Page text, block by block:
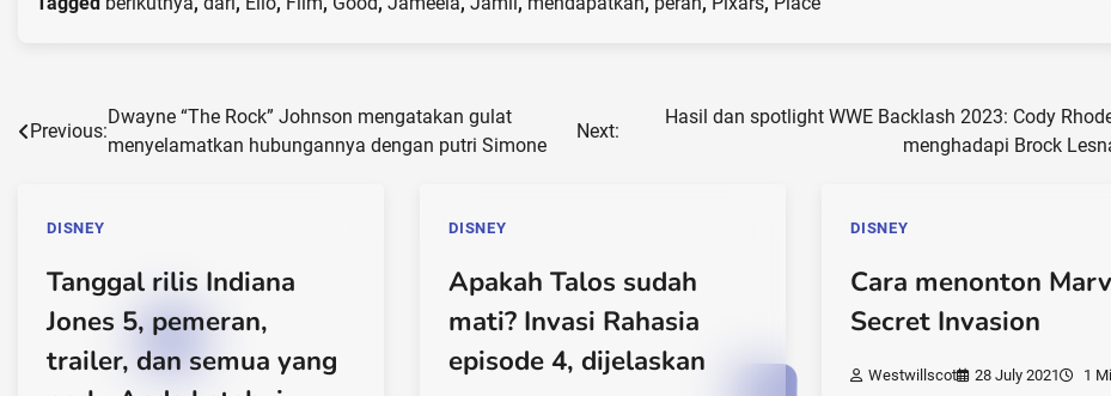
Post
navigation
Previous:
Dwayne “The Rock” Johnson mengatakan gulat
menyelamatkan hubungannya dengan putri Simone
Next:
Hasil dan spotlight WWE Backlash 2023: Cody
menghadapi Brock
DISNEY
Tanggal rilis Indiana
Jones 5, pemeran,
trailer, dan semua yang
DISNEY
Apakah Talos sudah
mati? Invasi Rahasia
episode 4, dijelaskan
DISNEY
Cara menonton
Secret Invasion
Westwillscot 28 July 2021 1